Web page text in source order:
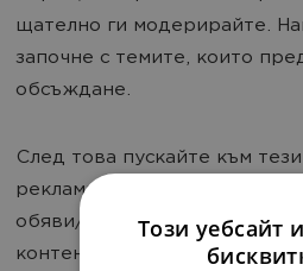
щателно ги модерирайте.
започне с темите, които
обсъждане.
След това пускайте към
реклама и канете
обяви/отзиви/коментари.
контент се генерира на
Този уебсайт